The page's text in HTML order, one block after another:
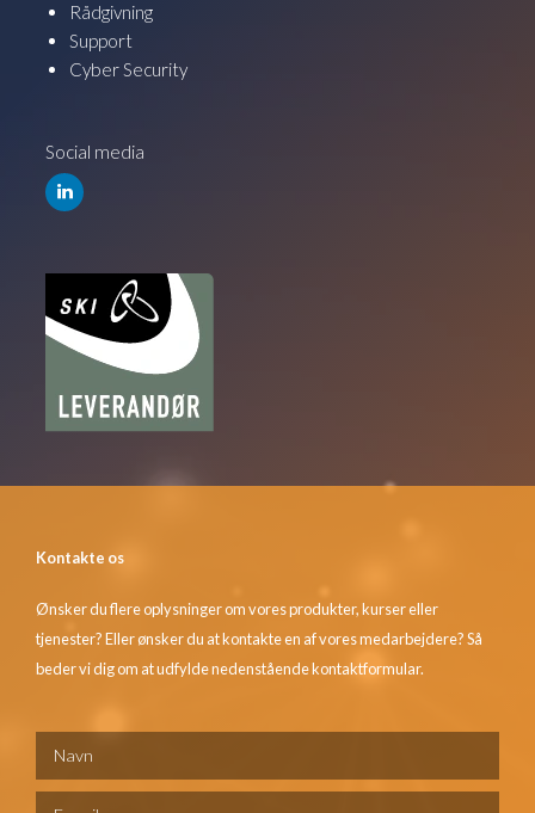
Rådgivning
Support
Cyber Security
Social media
Kontakte os
Ønsker du flere oplysninger om vores produkter, kurser eller
tjenester? Eller ønsker du at kontakte en af vores medarbejdere? Så
beder vi dig om at udfylde nedenstående kontaktformular.